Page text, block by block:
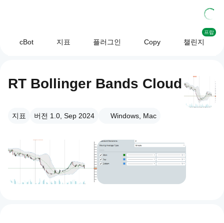
cBot 지표 플러그인 Copy 챌린지
프랍
RT Bollinger Bands Cloud
지표 버전 1.0, Sep 2024 Windows, Mac